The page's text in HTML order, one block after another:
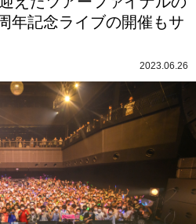
年記念ライブの開催もサ
2023.06.26